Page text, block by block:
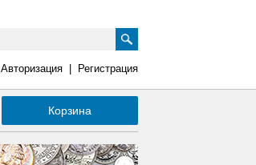
Авторизация Регистрация
Корзина